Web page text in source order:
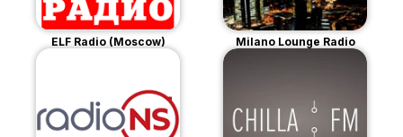
ELF Radio (Moscow) Milano Lounge Radio